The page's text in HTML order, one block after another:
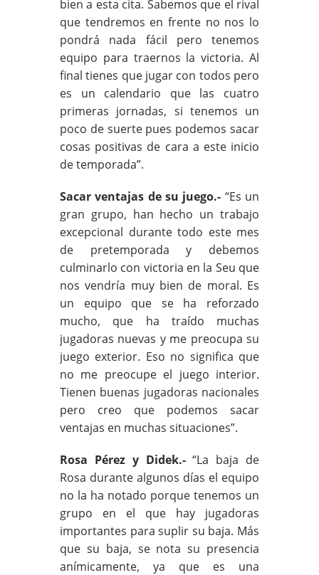
bien a esta cita. Sabemos que el rival
que tendremos en frente no nos lo
pondrá nada fácil pero tenemos
equipo para traernos la victoria. Al
final tienes que jugar con todos pero
es un calendario que las cuatro
primeras jornadas, si tenemos un
poco de suerte pues podemos sacar
cosas positivas de cara a este inicio
de temporada”.
Sacar ventajas de su juego.- “Es un
gran grupo, han hecho un trabajo
excepcional durante todo este mes
de pretemporada y debemos
culminarlo con victoria en la Seu que
nos vendría muy bien de moral. Es
un equipo que se ha reforzado
mucho, que ha traído muchas
jugadoras nuevas y me preocupa su
juego exterior. Eso no significa que
no me preocupe el juego interior.
Tienen buenas jugadoras nacionales
pero creo que podemos sacar
ventajas en muchas situaciones”.
Rosa Pérez y Didek.-“La baja de
Rosa durante algunos días el equipo
no la ha notado porque tenemos un
grupo en el que hay jugadoras
importantes para suplir su baja. Más
que su baja, se nota su presencia
anímicamente, ya que es una